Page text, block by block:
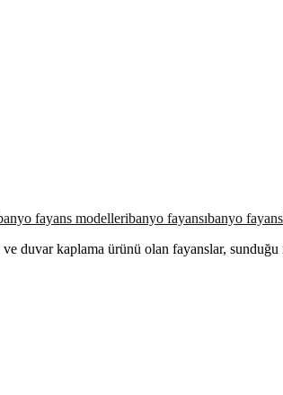
fayans modelleribanyo fayansıbanyo
duvar kaplama ürünü olan fayanslar,